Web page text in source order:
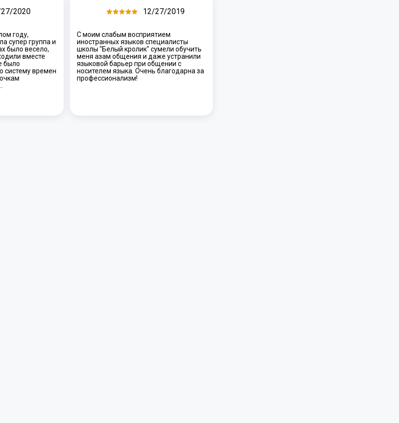
2020
году,
супер группа и
было весело,
вместе
было
систему времен
12/27/2019
С моим слабым восприятием
иностранных языков специалисты
школы "Белый кролик" сумели обучить
меня азам общения и даже устранили
языковой барьер при общении с
носителем языка. Очень благодарна за
профессионализм!